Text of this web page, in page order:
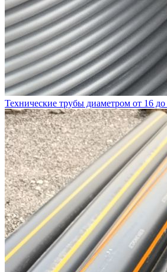
Технические трубы диаметром от 16